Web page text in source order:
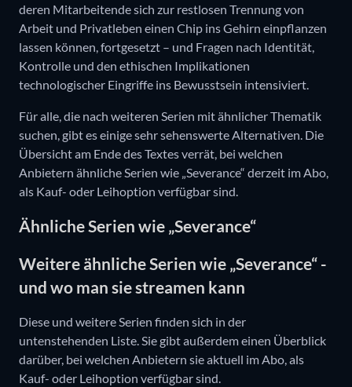
deren Mitarbeitende sich zur restlosen Trennung von
Arbeit und Privatleben einen Chip ins Gehirn einpflanzen
lassen können, fortgesetzt – und Fragen nach Identität,
Kontrolle und den ethischen Implikationen
technologischer Eingriffe ins Bewusstsein intensiviert.
Für alle, die nach weiteren Serien mit ähnlicher Thematik
suchen, gibt es einige sehr sehenswerte Alternativen. Die
Übersicht am Ende des Textes verrät, bei welchen
Anbietern ähnliche Serien wie „Severance“ derzeit im Abo,
als Kauf- oder Leihoption verfügbar sind.
Ähnliche Serien wie „Severance“
Weitere ähnliche Serien wie „Severance“ -
und wo man sie streamen kann
Diese und weitere Serien finden sich in der
untenstehenden Liste. Sie gibt außerdem einen Überblick
darüber, bei welchen Anbietern sie aktuell im Abo, als
Kauf- oder Leihoption verfügbar sind.